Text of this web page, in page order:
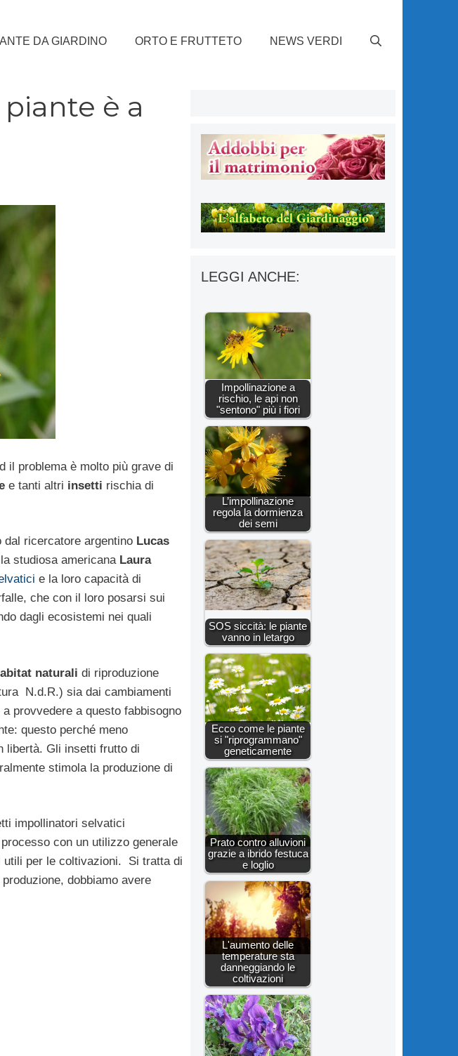
DA GIARDINO ORTO E FRUTTETO NEWS VERDI
è a
il problema è molto più grave di
e tanti altri insetti rischia di
ricercatore argentino Lucas
studiosa americana Laura
e la loro capacità di
che con il loro posarsi sui
dagli ecosistemi nei quali
naturali di riproduzione
N.d.R.) sia dai cambiamenti
provvedere a questo fabbisogno
questo perché meno
libertà. Gli insetti frutto di
stimola la produzione di
impollinatori selvatici
con un utilizzo generale
utili per le coltivazioni. Si tratta di
dobbiamo avere
LEGGI ANCHE:
Impollinazione a
rischio, le api non
"sentono" più i fiori
L’impollinazione
regola la dormienza
dei semi
SOS siccità: le piante
vanno in letargo
Ecco come le piante
si "riprogrammano"
geneticamente
Prato contro alluvioni
grazie a ibrido festuca
e loglio
L'aumento delle
temperature sta
danneggiando le
coltivazioni